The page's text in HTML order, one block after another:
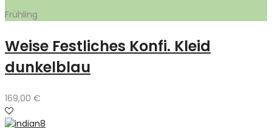
Frühling
Weise Festliches Konfi. Kleid
dunkelblau
169,00 €